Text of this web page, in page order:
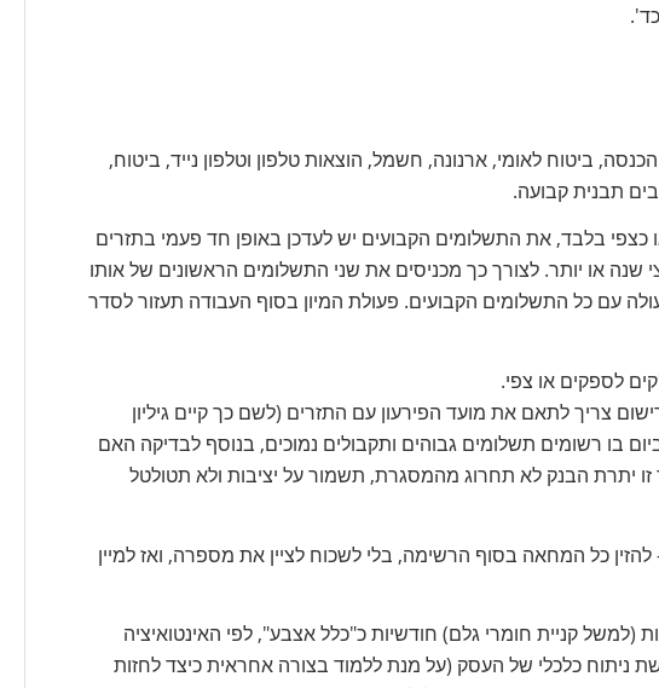
ביטוח לאומי, ארנונה, חשמל, הוצאות טלפון וטלפון נייד, ביטוח,
תבנית קבועה.
בלבד, את התשלומים הקבועים יש לעדכן באופן חד פעמי בתזרים
או יותר. לצורך כך מכניסים את שני התשלומים הראשונים של אותו
עם כל התשלומים הקבועים. פעולת המיון בסוף העבודה תעזור לסדר
לספקים או צפי.
צריך לתאם את מועד הפירעון עם התזרים (לשם כך קיים גיליון
בו רשומים תשלומים גבוהים ותקבולים נמוכים, בנוסף לבדיקה האם
הבנק לא תחרוג מהמסגרת, תשמור על יציבות ולא תטולטל
כל המחאה בסוף הרשימה, בלי לשכוח לציין את מספרה, ואז למיין
(למשל קניית חומרי גלם) חודשיות כ"כלל אצבע", לפי האינטואיציה
ניתוח כלכלי של העסק (על מנת ללמוד בצורה אחראית כיצד לחזות